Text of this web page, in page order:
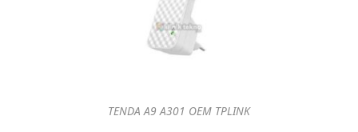
TENDA A9 A301 OEM TPLINK